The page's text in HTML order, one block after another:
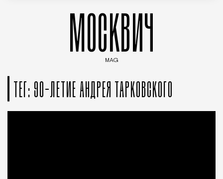
МОСКВИЧ
MAG
ТЕГ: 90-ЛЕТИЕ АНДРЕЯ ТАРКОВСКОГО